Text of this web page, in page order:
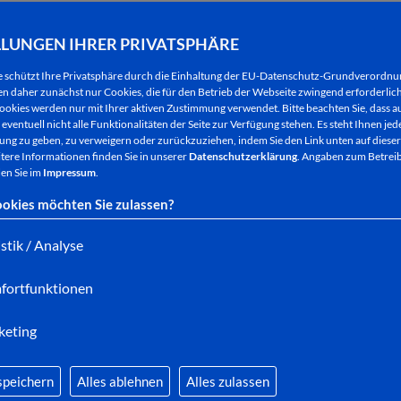
IHRER PRIVATSPHÄRE
schützt Ihre Privatsphäre durch die Einhaltung der EU-Datenschutz-
daher zunächst nur Cookies, die für den Betrieb der Webseite zwingend
werden nur mit Ihrer aktiven Zustimmung verwendet. Bitte beachten Sie, dass
nicht alle Funktionalitäten der Seite zur Verfügung stehen. Es steht Ihnen
zu geben, zu verweigern oder zurückzuziehen, indem Sie den Link unten auf
Informationen finden Sie in unsererDatenschutzerklärung. Angaben zum
Sie im Impressum.
möchten Sie zulassen?
/ Analyse
Alles ablehnen Alles zulassen
Der Klavierkabarettist William Wahl tritt am
Lampenfieber-Reihe in der Bad Hersfelder
dritten Bühnenprogramm „wahlweise“ begeistern.
Seine „Wahlgesänge“ ertönen nicht nur live vor
sind auch im Internet millionenfach gehört
Laune sorgen, ist es doch die ganz besondere
eindeutig vorprogrammiert sind.
Mittlerweile mehrfach preisgekrönt, präsentiert
Klavierlieder, in denen er trotz seiner sehr feinen
einen liebevollen Blick aufs Leben behält. So
in seinem Lied "Rein versehentlich
doch noch hinkriegen könnten. Um es in seinen
auch aus Gold.“